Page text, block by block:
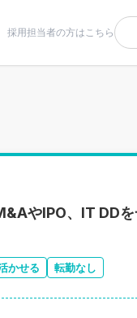
採用担当者の方はこちら
やIPO、IT DD
かせる 転勤なし